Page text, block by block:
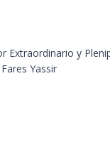
Extraordinario y
Yassir